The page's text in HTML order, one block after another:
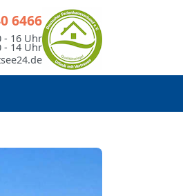
6466
- 16 Uhr
- 14 Uhr